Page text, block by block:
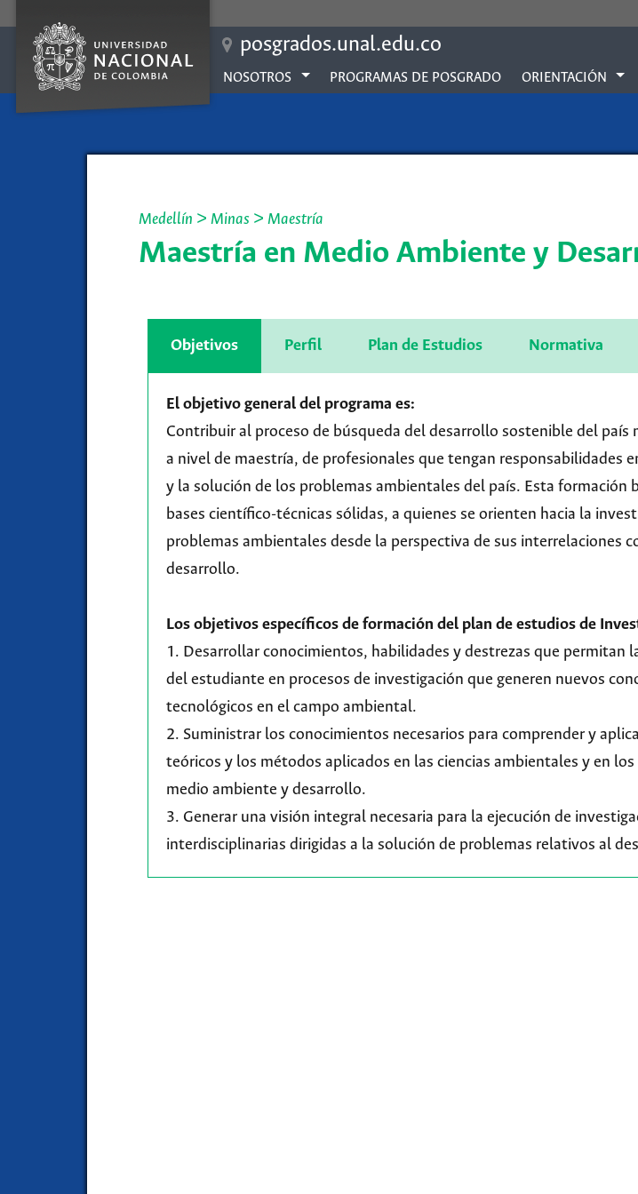
posgrados.unal.edu.co
NOSOTROS PROGRAMAS DE POSGRADO ORIENTACIÓN
Medellín > Minas > Maestría
Maestría en Medio Ambiente y
Objetivos Perfil Plan de Estudios Normativa
El objetivo general del programa es:
Contribuir al proceso de búsqueda del desarrollo sostenible del país
a nivel de maestría, de profesionales que tengan responsabilidades
y la solución de los problemas ambientales del país. Esta formación
bases científico-técnicas sólidas, a quienes se orienten hacia la
problemas ambientales desde la perspectiva de sus interrelaciones
desarrollo.
Los objetivos específicos de formación del plan de estudios de
1. Desarrollar conocimientos, habilidades y destrezas que permitan
del estudiante en procesos de investigación que generen nuevos
tecnológicos en el campo ambiental.
2. Suministrar los conocimientos necesarios para comprender y
teóricos y los métodos aplicados en las ciencias ambientales y en
medio ambiente y desarrollo.
3. Generar una visión integral necesaria para la ejecución de
interdisciplinarias dirigidas a la solución de problemas relativos al